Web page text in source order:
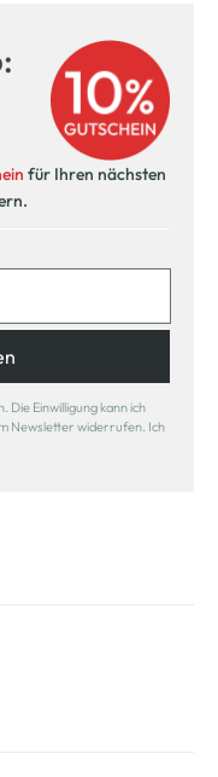
für Ihren nächsten
Die Einwilligung kann ich
Newsletter widerrufen. Ich